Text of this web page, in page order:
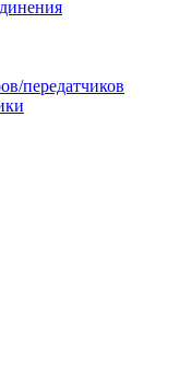
передатчиков